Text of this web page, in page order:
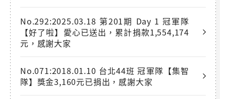
No.292:2025.03.18 第201期 Day 1 冠軍隊
【好了啦】愛心已送出，累計捐款1,554,174
元，感謝大家
No.071:2018.01.10 台北44班 冠軍隊【集智
隊】獎金3,160元已捐出，感謝大家